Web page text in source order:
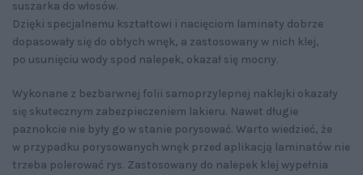
suszarka do włosów.
Dzięki specjalnemu kształtowi i nacięciom laminaty dobrze
dopasowały się do obłych wnęk, a zastosowany w nich klej,
po usunięciu wody spod nalepek, okazał się mocny.
Wykonane z bezbarwnej folii samoprzylepnej naklejki okazały
się skutecznym zabezpieczeniem lakieru. Nawet długie
paznokcie nie były go w stanie porysować. Warto wiedzieć, że
w przypadku porysowanych wnęk przed aplikacją laminatów nie
trzeba polerować rys. Zastosowany do nalepek klej wypełnia